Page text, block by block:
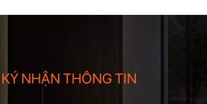
NHẬN THÔNG TIN